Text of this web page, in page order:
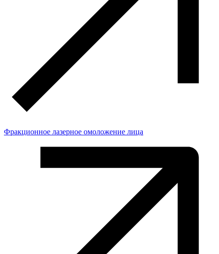
Фракционное лазерное омоложение лица